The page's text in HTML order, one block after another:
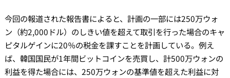
今回の報道された報告書によると、計画の一部には250万ウォ
ン（約2,000ドル）のしきい値を超えて取引を行った場合のキャ
ピタルゲインに20％の税金を課すことを計画している。例え
ば、韓国国民が1年間ビットコインを売買し、計500万ウォンの
利益を得た場合には、250万ウォンの基準値を超えた利益に対